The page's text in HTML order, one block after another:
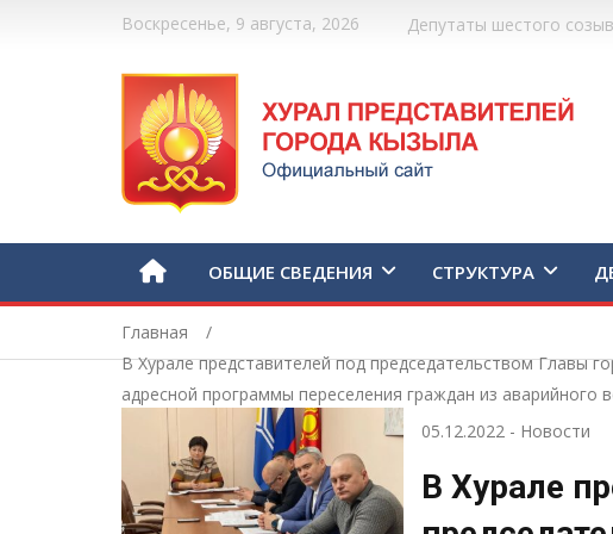
Воскресенье, 9 августа, 2026 Депутаты шестого
ОБЩИЕ СВЕДЕНИЯ СТРУКТУРА
Главная
В Хурале представителей под председательством Главы
адресной программы переселения граждан из аварийного
05.12.2022 - Новости
В Хурале